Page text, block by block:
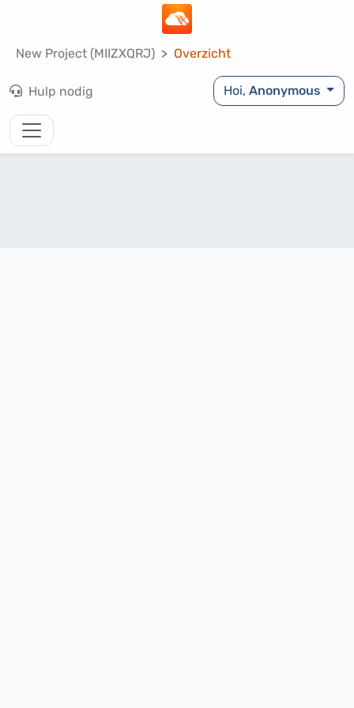
New Project (MIIZXQRJ) Overzicht
Hulp nodig Hoi,Anonymous